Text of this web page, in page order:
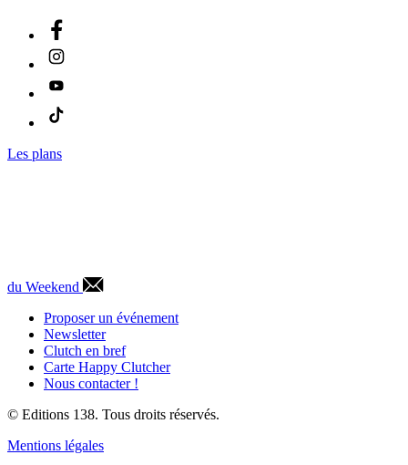
Les plans
du Weekend
Proposer un événement
Newsletter
Clutch en bref
Carte Happy Clutcher
Nous contacter !
© Editions 138. Tous droits réservés.
Mentions légales